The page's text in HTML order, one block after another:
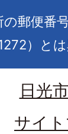
の郵便番
）と
日光
サイ